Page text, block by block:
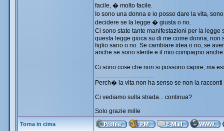
facile, � molto facile.
Io sono una donna e io posso dare la vita,
decidere se la legge � giusta o no.
Ci sono state tante manifestazioni per la
questa legge gioca su di me come donna,
figlio sano o no. Se cambiare idea o no, se
anche se sono sterile e il mio compagno
Ci sono cose che non si possono capire, ma
Perch� la vita non ha senso se non la racconti
Ci vediamo sulla strada... continua?
Solo grazie mille
Torna in cima